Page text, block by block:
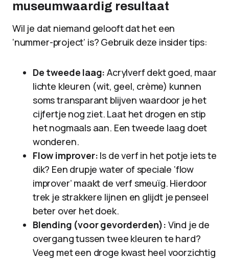
museumwaardig resultaat
Wil je dat niemand gelooft dat het een
‘nummer-project’ is? Gebruik deze insider tips:
De tweede laag: Acrylverf dekt goed, maar
lichte kleuren (wit, geel, crème) kunnen
soms transparant blijven waardoor je het
cijfertje nog ziet. Laat het drogen en stip
het nogmaals aan. Een tweede laag doet
wonderen.
Flow improver: Is de verf in het potje iets te
dik? Een drupje water of speciale ‘flow
improver’ maakt de verf smeuïg. Hierdoor
trek je strakkere lijnen en glijdt je penseel
beter over het doek.
Blending (voor gevorderden): Vind je de
overgang tussen twee kleuren te hard?
Veeg met een droge kwast heel voorzichtig